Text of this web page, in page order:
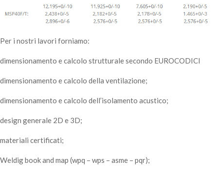
Per i nostri lavori forniamo:
dimensionamento e calcolo strutturale secondo EUROCODICI
dimensionamento e calcolo della ventilazione;
dimensionamento e calcolo dell’isolamento acustico;
design generale 2D e 3D;
materiali certificati;
Weldig book and map (wpq – wps – asme – pqr);